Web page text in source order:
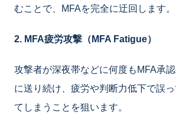
むことで、MFAを完全に迂回します。
2. MFA疲労攻撃（MFA Fatigue）
攻撃者が深夜帯などに何度もMFA承
に送り続け、疲労や判断力低下で誤
てしまうことを狙います。